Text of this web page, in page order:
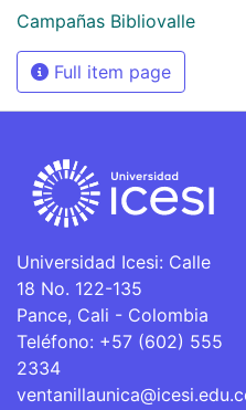
Campañas Bibliovalle
Full item page
Universidad Icesi: Calle
18 No. 122-135
Pance, Cali - Colombia
Teléfono: +57 (602) 555
2334